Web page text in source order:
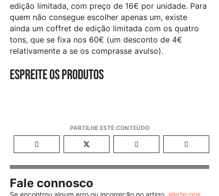
edição limitada, com preço de 16€ por unidade. Para
quem não consegue escolher apenas um, existe
ainda um coffret de edição limitada com os quatro
tons, que se fixa nos 60€ (um desconto de 4€
relativamente a se os comprasse avulso).
Espreite os produtos
Fale connosco